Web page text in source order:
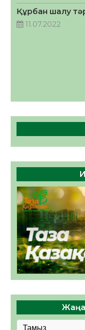
05.08.2026
Құрбан шалу
11.07.2022